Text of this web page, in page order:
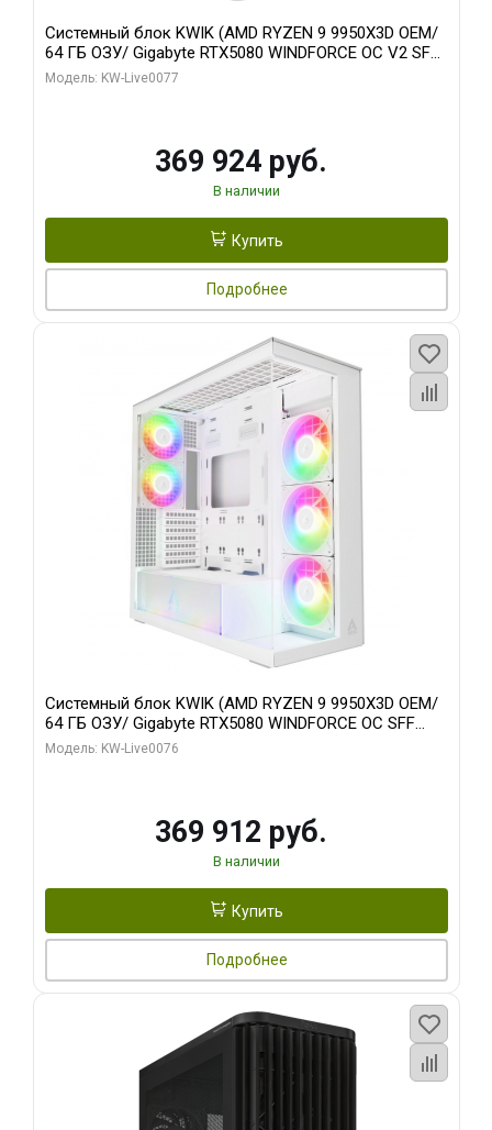
Системный блок KWIK (AMD RYZEN 9 9950X3D OEM/
64 ГБ ОЗУ/ Gigabyte RTX5080 WINDFORCE OC V2 SFF
16GB GDDR7 256b/ 960 ГБ SSD)
Модель: KW-Live0077
369 924 руб.
В наличии
Купить
Подробнее
Системный блок KWIK (AMD RYZEN 9 9950X3D OEM/
64 ГБ ОЗУ/ Gigabyte RTX5080 WINDFORCE OC SFF
16GB GDDR7 256bit / 960 ГБ SSD)
Модель: KW-Live0076
369 912 руб.
В наличии
Купить
Подробнее